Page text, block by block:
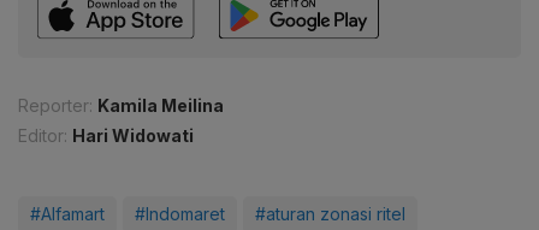
Reporter: Kamila Meilina
Editor: Hari Widowati
#Alfamart #Indomaret #aturan zonasi ritel